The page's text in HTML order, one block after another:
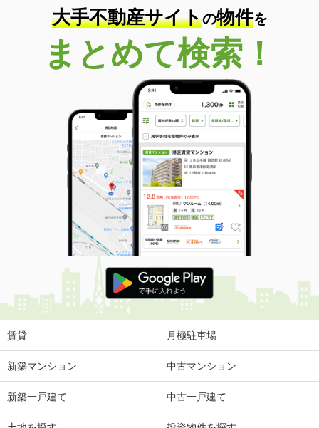
大手不動産サイトの物件を
まとめて検索！
賃貸 月極駐車場
新築マンション 中古マンション
新築一戸建て 中古一戸建て